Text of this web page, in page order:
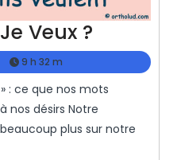
Veux ?
Ou
Je
Veux
?
Stéphane
9 h 32 m
» : ce que nos mots
nos désirs Notre
plus sur notre